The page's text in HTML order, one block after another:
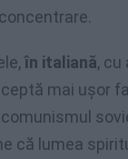
în italiană, cu
mai uşor
că lumea